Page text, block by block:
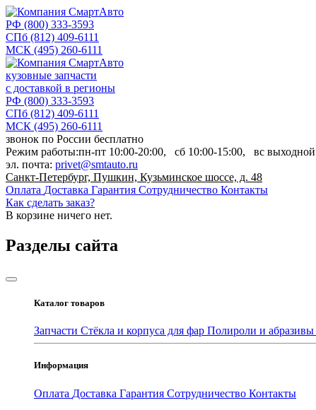
РФ (800) 333-3593
СПб (812) 409-6111
МСК (495) 260-6111
кузовные запчасти
с доставкой в регионы
РФ (800) 333-3593
СПб (812) 409-6111
МСК (495) 260-6111
звонок по России бесплатно
Режим работы:пн-пт 10:00-20:00, сб 10:00-15:00, вс выходной
эл. почта: privet@smtauto.ru
Санкт-Петербург, Пушкин, Кузьминское шоссе, д. 48
Оплата Доставка Гарантия Сотрудничество Контакты
Как сделать заказ?
В корзине ничего нет.
Разделы сайта
Каталог товаров
Запчасти Стёкла и корпуса для фар Полироли и абразивы
Информация
Оплата Доставка Гарантия Сотрудничество Контакты